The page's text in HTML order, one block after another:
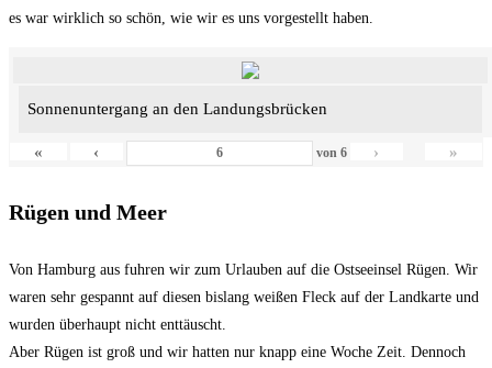
es war wirklich so schön, wie wir es uns vorgestellt haben.
Sonnenuntergang an den Landungsbrücken
« ‹ von 6 › »
Rügen und Meer
Von Hamburg aus fuhren wir zum Urlauben auf die Ostseeinsel Rügen. Wir
waren sehr gespannt auf diesen bislang weißen Fleck auf der Landkarte und
wurden überhaupt nicht enttäuscht.
Aber Rügen ist groß und wir hatten nur knapp eine Woche Zeit. Dennoch